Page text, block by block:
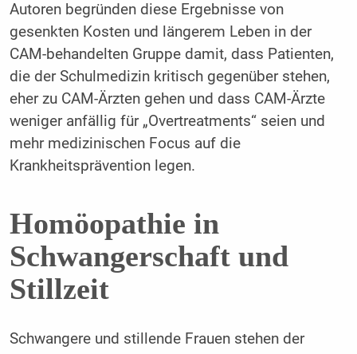
Autoren begründen diese Ergebnisse von
gesenkten Kosten und längerem Leben in der
CAM-behandelten Gruppe damit, dass Patienten,
die der Schulmedizin kritisch gegenüber stehen,
eher zu CAM-Ärzten gehen und dass CAM-Ärzte
weniger anfällig für „Overtreatments“ seien und
mehr medizinischen Focus auf die
Krankheitsprävention legen.
Homöopathie in
Schwangerschaft und
Stillzeit
Schwangere und stillende Frauen stehen der